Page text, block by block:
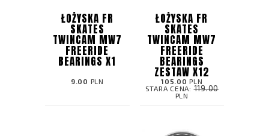
ŁOŻYSKA FR
SKATES
TWINCAM MW7
FREERIDE
BEARINGS X1
9.00 PLN
ŁOŻYSKA FR
SKATES
TWINCAM MW7
FREERIDE
BEARINGS
ZESTAW X12
105.00 PLN
STARA CENA:119.00
PLN